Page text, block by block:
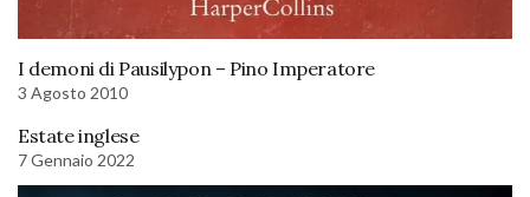
I demoni di Pausilypon – Pino Imperatore
3 Agosto 2010
Estate inglese
7 Gennaio 2022